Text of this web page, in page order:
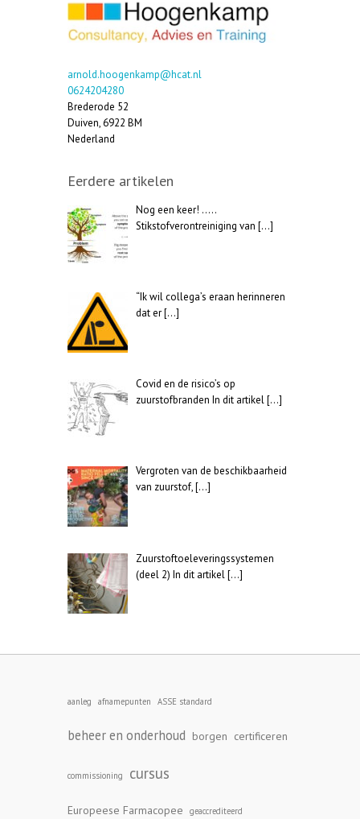
arnold.hoogenkamp@hcat.nl
0624204280
Brederode 52
Duiven,6922 BM
Nederland
Eerdere artikelen
Nog een keer! …..
Stikstofverontreiniging van […]
“Ik wil collega’s eraan herinneren
dat er[…]
Covid en de risico’s op
zuurstofbranden In dit artikel[…]
Vergroten van de beschikbaarheid
van zuurstof,[…]
Zuurstoftoeleveringssystemen
(deel 2) In dit artikel[…]
aanleg afnamepunten ASSE standard
beheer en onderhoud borgen certificeren
commissioning cursus
Europeese Farmacopee geaccrediteerd